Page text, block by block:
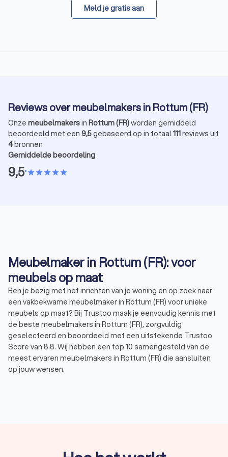
Meld je gratis aan
Reviews over meubelmakers in Rottum (FR)
Onze meubelmakersin Rottum (FR)worden gemiddeld
beoordeeld met een 9,5gebaseerd op in totaal111reviews uit
4bronnen
Gemiddelde beoordeling
9,5•starstarstarstarstar
Meubelmaker in Rottum (FR): voor
meubels op maat
Ben je bezig met het inrichten van je woning en op zoek naar
een vakbekwame meubelmaker in Rottum (FR) voor unieke
meubels op maat? Bij Trustoo maak je eenvoudig kennis met
de beste meubelmakers in Rottum (FR), zorgvuldig
geselecteerd en beoordeeld met een uitstekende Trustoo
Score van 8.8. Wij hebben een top 10 samengesteld van de
meest ervaren meubelmakers in Rottum (FR) die aansluiten
op jouw wensen.